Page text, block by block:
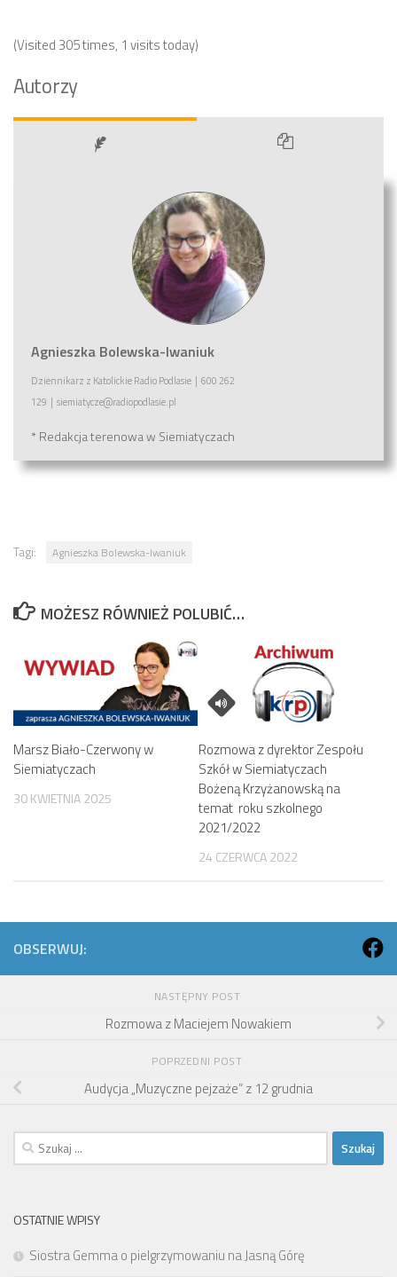
(Visited 305 times, 1 visits today)
Autorzy
Agnieszka Bolewska-Iwaniuk
Dziennikarz z Katolickie Radio Podlasie | 600 262
129 | siemiatycze@radiopodlasie.pl
* Redakcja terenowa w Siemiatyczach
Tagi: Agnieszka Bolewska-Iwaniuk
MOŻESZ RÓWNIEŻ POLUBIĆ…
Marsz Biało-Czerwony w
Siemiatyczach
30 KWIETNIA 2025
Rozmowa z dyrektor Zespołu
Szkół w Siemiatyczach
Bożeną Krzyżanowską na
temat roku szkolnego
2021/2022
24 CZERWCA 2022
OBSERWUJ:
NASTĘPNY POST
Rozmowa z Maciejem Nowakiem
POPRZEDNI POST
Audycja „Muzyczne pejzaże” z 12 grudnia
Szukaj:
OSTATNIE WPISY
Siostra Gemma o pielgrzymowaniu na Jasną Górę